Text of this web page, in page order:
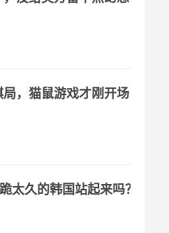
，猫鼠游戏才刚开场
太久的韩国站起来吗？